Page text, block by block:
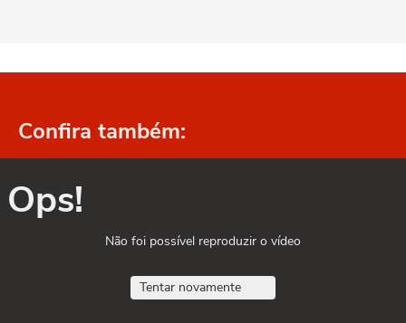
Confira também:
Ops!
Não foi possível reproduzir o vídeo
Tentar novamente